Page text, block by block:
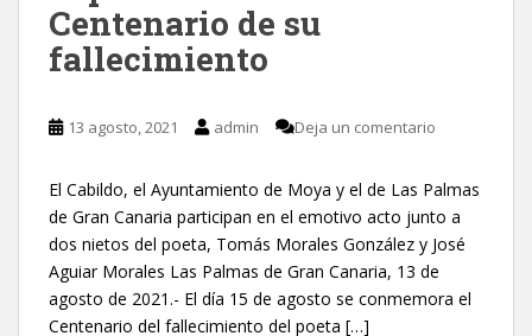
Centenario de su
fallecimiento
13 agosto, 2021 admin Deja un comentario
El Cabildo, el Ayuntamiento de Moya y el de Las Palmas
de Gran Canaria participan en el emotivo acto junto a
dos nietos del poeta, Tomás Morales González y José
Aguiar Morales Las Palmas de Gran Canaria, 13 de
agosto de 2021.- El día 15 de agosto se conmemora el
Centenario del fallecimiento del poeta […]